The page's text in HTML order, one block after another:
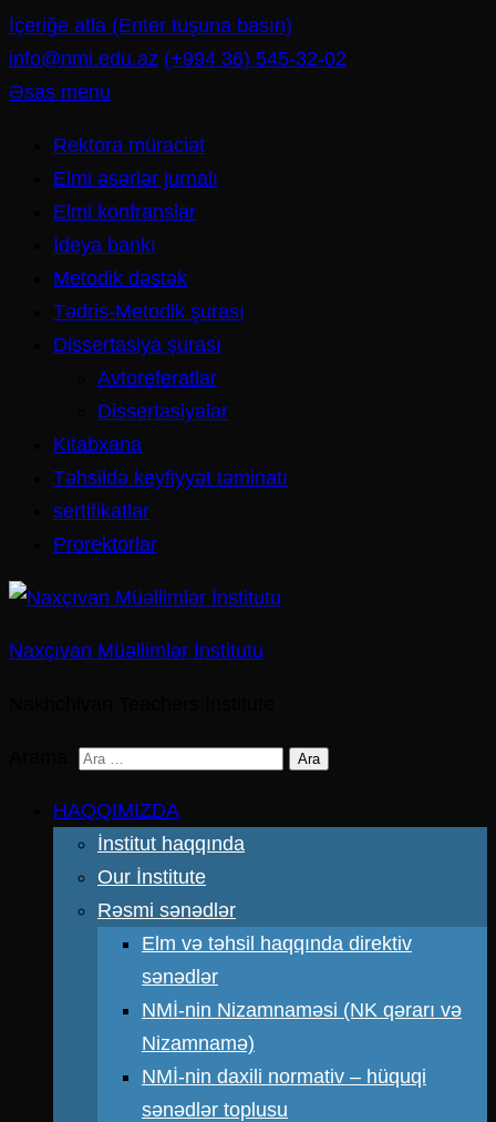
İçeriğe atla (Enter tuşuna basın)
info@nmi.edu.az (+994 36) 545-32-02
Əsas menu
Rektora müraciət
Elmi əsərlər jurnalı
Elmi konfranslar
İdeya bankı
Metodik dəstək
Tədris-Metodik şurası
Dissertasiya şurası
Avtoreferatlar
Dissertasiyalar
Kitabxana
Təhsildə keyfiyyət təminatı
sertifikatlar
Prorektorlar
Naxçıvan Müəllimlər İnstitutu
HAQQIMIZDA
İnstitut haqqında
Our İnstitute
Rəsmi sənədlər
Elm və təhsil haqqında direktiv
sənədlər
NMİ-nin Nizamnaməsi (NK qərarı və
Nizamnamə)
NMİ-nin daxili normativ – hüquqi
sənədlər toplusu